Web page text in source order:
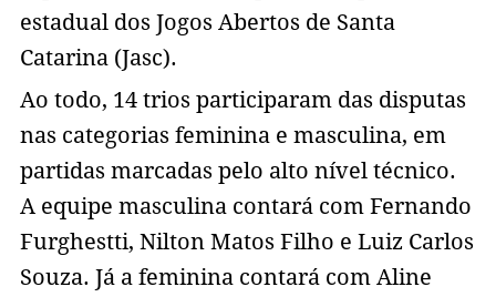
estadual dos Jogos Abertos de Santa
Catarina (Jasc).
Ao todo, 14 trios participaram das disputas
nas categorias feminina e masculina, em
partidas marcadas pelo alto nível técnico.
A equipe masculina contará com Fernando
Furghestti, Nilton Matos Filho e Luiz Carlos
Souza. Já a feminina contará com Aline